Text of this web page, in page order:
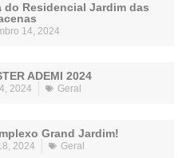
Residencial Jardim das
14, 2024
ADEMI 2024
2024 Geral
Grand Jardim!
2024 Geral